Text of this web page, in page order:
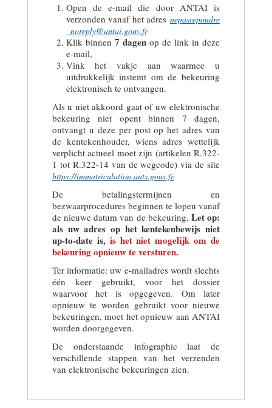
Open de e-mail die door ANTAI is
verzonden vanaf het adres nepasrepondre
_noreply@antai.gouv.fr
Klik binnen 7 dagen op de link in deze
e-mail,
Vink het vakje aan waarmee u
uitdrukkelijk instemt om de bekeuring
elektronisch te ontvangen.
Als u niet akkoord gaat of uw elektronische
bekeuring niet opent binnen 7 dagen,
ontvangt u deze per post op het adres van
de kentekenhouder, wiens adres wettelijk
verplicht actueel moet zijn (artikelen R.322-
1 tot R.322-14 van de wegcode) via de site
https://immatriculation.ants.gouv.fr
De betalingstermijnen en
bezwaarprocedures beginnen te lopen vanaf
de nieuwe datum van de bekeuring. Let op:
als uw adres op het kentekenbewijs niet
up-to-date is, is het niet mogelijk om de
bekeuring opnieuw te versturen.
Ter informatie: uw e-mailadres wordt slechts
één keer gebruikt, voor het dossier
waarvoor het is opgegeven. Om later
opnieuw te worden gebruikt voor nieuwe
bekeuringen, moet het opnieuw aan ANTAI
worden doorgegeven.
De onderstaande infographic laat de
verschillende stappen van het verzenden
van elektronische bekeuringen zien.